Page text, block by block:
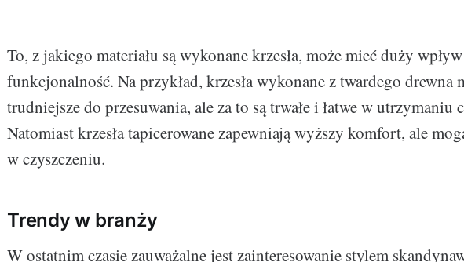
To, z jakiego materiału są wykonane krzesła, może mieć duży
funkcjonalność. Na przykład, krzesła wykonane z twardego drewna
trudniejsze do przesuwania, ale za to są trwałe i łatwe w utrzymaniu
Natomiast krzesła tapicerowane zapewniają wyższy komfort, ale
w czyszczeniu.
Trendy w branży
W ostatnim czasie zauważalne jest zainteresowanie stylem